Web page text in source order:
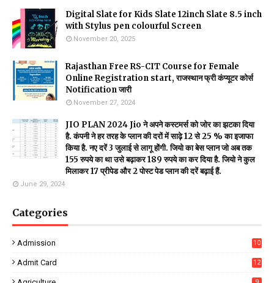
Digital Slate for Kids Slate 12inch Slate 8.5 inch
with Stylus pen colourful Screen
November 20, 2025
Rajasthan Free RS-CIT Course for Female
Online Registration start, राजस्थान फ्री कंप्यूटर कोर्स
Notification जारी
November 27, 2024
JIO PLAN 2024 Jio ने अपने कस्टमर्स को जोर का झटका दिया
है. कंपनी ने हर तरह के प्लान की दरों में साढ़े 12 से 25 % का इजाफा
किया है. नए दरें 3 जुलाई से लागू होंगी. जियो का बेस प्लान जो अब तक
155 रुपये का था उसे बढ़ाकर 189 रुपये का कर दिया है. जियो ने कुल
मिलाकर 17 प्रीपेड और 2 पोस्ट पेड प्लान की दरें बढ़ाई हैं.
June 29, 2024
Categories
Admission 10
Admit Card 12